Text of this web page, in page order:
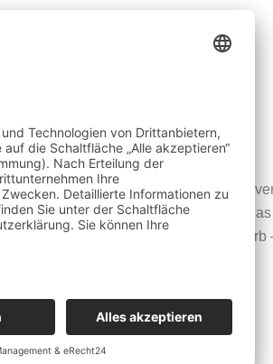
FOP
einem weichen,
seinen Namen
Blatt,